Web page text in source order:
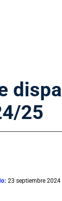
25
23 septiembre 2024